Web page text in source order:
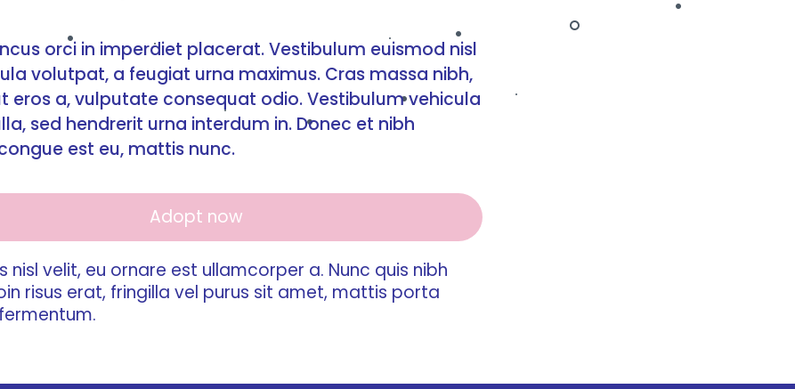
orci in imperdiet placerat. Vestibulum euismod nisl
volutpat, a feugiat urna maximus. Cras massa nibh,
eros a, vulputate consequat odio. Vestibulum vehicula
sed hendrerit urna interdum in. Donec et nibh
est eu, mattis nunc.
Adopt now
nisl velit, eu ornare est ullamcorper a. Nunc quis nibh
risus erat, fringilla vel purus sit amet, mattis porta